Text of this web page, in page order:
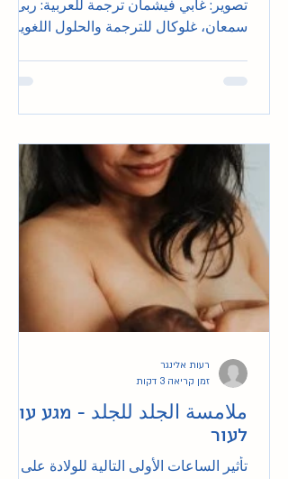
تصوير: غابي فيشمان ترجمة للعربية: ربى
سمعان، غلوكال للترجمة والحلول اللغوية
ملامسة الجلد للجلد - מגע עור
לעור
تأثير الساعات الأولى التالية للولادة على
רעות אלינגר
זמן קריאה 3 דקות